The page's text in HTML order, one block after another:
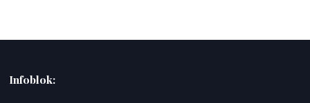
Infoblok: